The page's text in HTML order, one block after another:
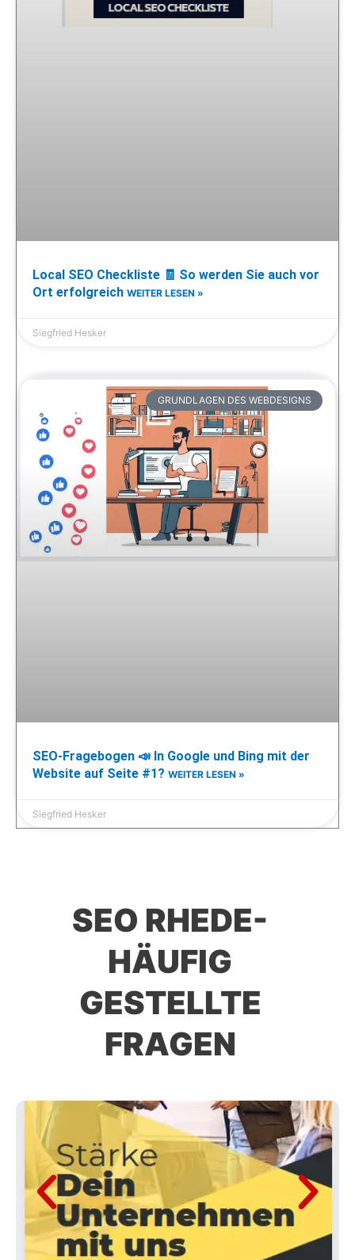
Local SEO Checkliste 🧾 So werden Sie auch vor
Ort erfolgreich WEITER LESEN »
Siegfried Hesker
GRUNDLAGEN DES WEBDESIGNS
SEO-Fragebogen 📣 In Google und Bing mit der
Website auf Seite #1? WEITER LESEN »
Siegfried Hesker
SEO RHEDE-
HÄUFIG
GESTELLTE
FRAGEN